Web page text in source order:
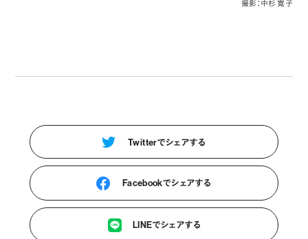
撮影：中杉 寛子
Twitterでシェアする
Facebookでシェアする
LINEでシェアする